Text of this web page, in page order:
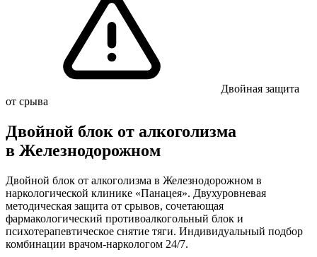
Двойная защита
от срыва
Двойной блок от алкоголизма
в Железнодорожном
Двойной блок от алкоголизма в Железнодорожном в
наркологической клинике «Панацея». Двухуровневая
методическая защита от срывов, сочетающая
фармакологический противоалкогольный блок и
психотерапевтическое снятие тяги. Индивидуальный подбор
комбинации врачом-наркологом 24/7.